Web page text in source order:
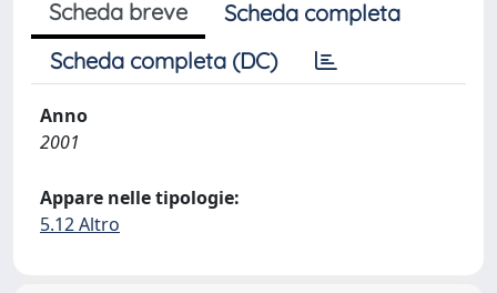
Scheda breve
Scheda completa
Scheda completa (DC)
Anno
2001
Appare nelle tipologie:
5.12 Altro